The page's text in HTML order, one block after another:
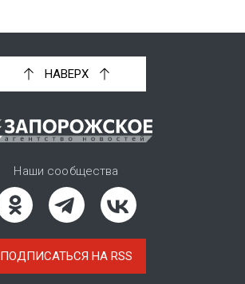
НАВЕРХ
Наши сообщества
ПОДПИСАТЬСЯ НА RSS